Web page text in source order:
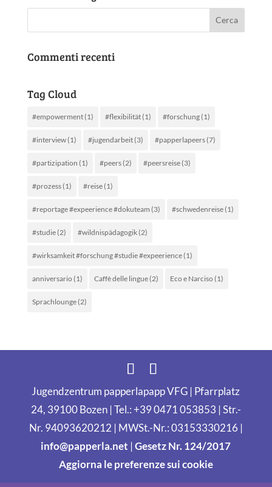
Commenti recenti
Tag Cloud
#empowerment(1) #flexibilität(1) #forschung(1)
#interview(1) #jugendarbeit(3) #papperlapeers(7)
#partizipation (1) #peers(2) #peersreise(3)
#prozess(1) #reise(1)
#reportage #expeerience #dokuteam (3) #schwedenreise(1)
#studie(2) #wildnispädagogik(2)
#wirksamkeit #forschung #studie #expeerience(1)
anniversario (1) Caffè delle lingue(2) Eco e Narciso (1)
Sprachlounge(2)
Jugendzentrum papperlapapp VFG | Pfarrplatz
24, 39100 Bozen | Tel.: +39 0471 053853 | Str.-
Nr. 94093620212 | MWSt.-Nr.: 03153330216 |
info@papperla.net |Gesetz Nr. 124/2017
Aggiorna le preferenze sui cookie